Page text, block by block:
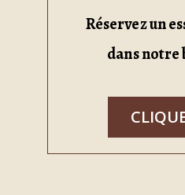
Réservez un
dans notre